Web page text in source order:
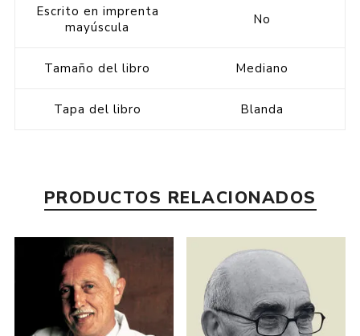
Escrito en imprenta
mayúscula
No
Tamaño del libro Mediano
Tapa del libro Blanda
PRODUCTOS RELACIONADOS